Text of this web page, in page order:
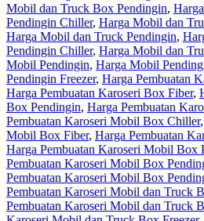
Mobil dan Truck Box Pendingin,
Pendingin Chiller, Harga Mobil dan
Harga Mobil dan Truck Pendingin,
Pendingin Chiller, Harga Mobil dan
Mobil Pendingin, Harga Mobil
Pendingin Freezer, Harga Pembuatan
Harga Pembuatan Karoseri Box Fiber,
Box Pendingin, Harga Pembuatan
Pembuatan Karoseri Mobil Box Chiller,
Mobil Box Fiber, Harga Pembuatan
Harga Pembuatan Karoseri Mobil Box
Pembuatan Karoseri Mobil Box
Pembuatan Karoseri Mobil Box
Pembuatan Karoseri Mobil dan Truck
Pembuatan Karoseri Mobil dan Truck